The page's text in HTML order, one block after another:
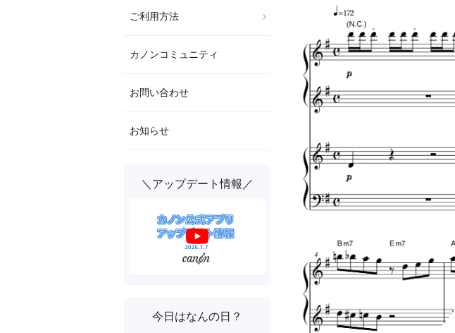
ご利用方法
カノンコミュニティ
お問い合わせ
お知らせ
＼アップデート情報／
今日はなんの日？